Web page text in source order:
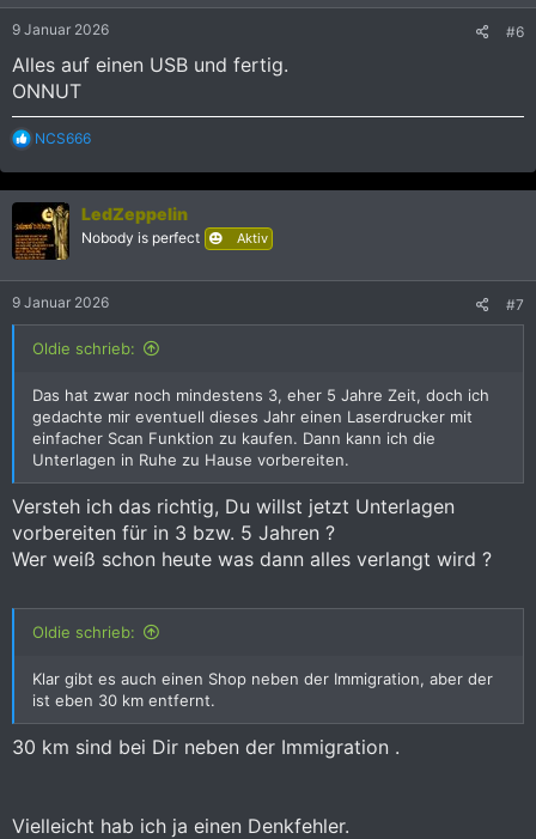
9 Januar 2026 #6
Alles auf einen USB und fertig.
ONNUT
R
a
k
i
o
n
:
NCS666
LedZeppelin
Nobody is perfect Aktiv
9 Januar 2026 #7
Oldie schrieb:
Das hat zwar noch mindestens 3, eher 5 Jahre Zeit, doch ich
gedachte mir eventuell dieses Jahr einen Laserdrucker mit
einfacher Scan Funktion zu kaufen. Dann kann ich die
Unterlagen in Ruhe zu Hause vorbereiten.
Versteh ich das richtig, Du willst jetzt Unterlagen
vorbereiten für in 3 bzw. 5 Jahren ?
Wer weiß schon heute was dann alles verlangt wird ?
Oldie schrieb:
Klar gibt es auch einen Shop neben der Immigration, aber der
ist eben 30 km entfernt.
30 km sind bei Dir neben der Immigration .
Vielleicht hab ich ja einen Denkfehler.